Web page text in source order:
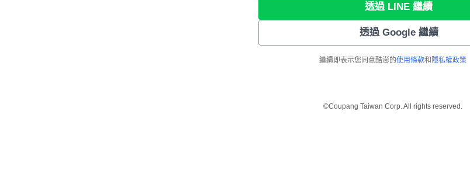
透過 LINE 繼續
透過 Google 繼續
繼續即表示您同意酷澎的使用條款和 隱私權政策
©Coupang Taiwan Corp. All rights reserved.